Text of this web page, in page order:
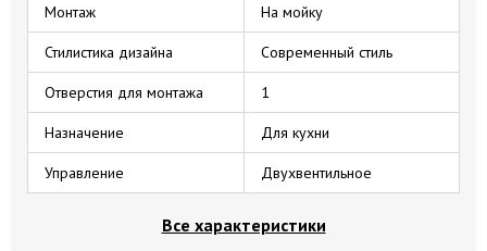
Монтаж На мойку
Стилистика дизайна Современный стиль
Отверстия для монтажа 1
Назначение Для кухни
Управление Двухвентильное
Все характеристики